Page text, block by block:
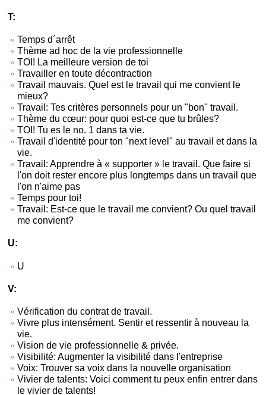
T:
Temps d´arrêt
Thème ad hoc de la vie professionnelle
TOI! La meilleure version de toi
Travailler en toute décontraction
Travail mauvais. Quel est le travail qui me convient le
mieux?
Travail: Tes critères personnels pour un "bon" travail.
Thème du cœur: pour quoi est-ce que tu brûles?
TOI! Tu es le no. 1 dans ta vie.
Travail d'identité pour ton "next level" au travail et dans la
vie.
Travail: Apprendre à « supporter » le travail. Que faire si
l'on doit rester encore plus longtemps dans un travail que
l'on n'aime pas
Temps pour toi!
Travail: Est-ce que le travail me convient? Ou quel travail
me convient?
U:
U
V:
Vérification du contrat de travail.
Vivre plus intensément. Sentir et ressentir à nouveau la
vie.
Vision de vie professionnelle & privée.
Visibilité: Augmenter la visibilité dans l'entreprise
Voix: Trouver sa voix dans la nouvelle organisation
Vivier de talents: Voici comment tu peux enfin entrer dans
le vivier de talents!